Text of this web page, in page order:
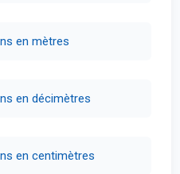
en mètres
en décimètres
en centimètres